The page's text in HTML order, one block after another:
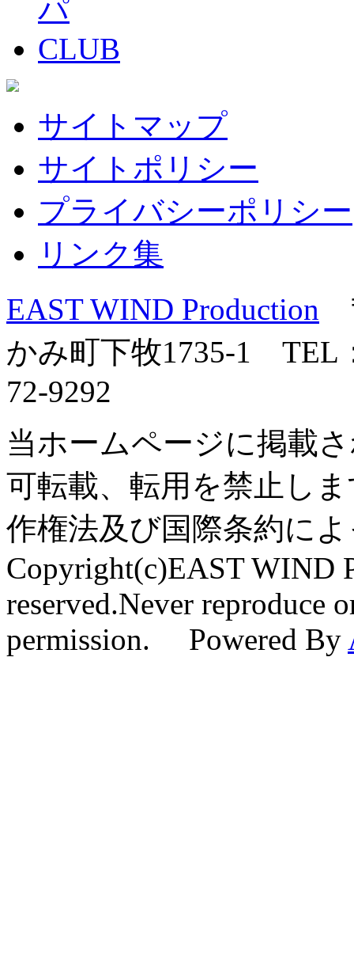
サイトマップ
サイトポリシー
プライバシーポリシー
リンク集
EAST WIND Production
かみ町下牧1735-1 TEL
72-9292
当ホームページに掲載
可転載、転用を禁止し
作権法及び国際条約に
Copyright(c)EAST WIND
reserved.Never reproduce
permission. Powered By